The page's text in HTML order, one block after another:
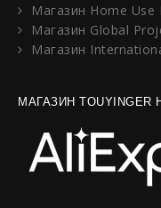
Магазин Home
Магазин Global
Магазин
МАГАЗИН TOUYINGER